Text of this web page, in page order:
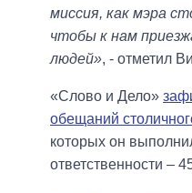
миссия, как мэра
чтобы к нам
людей», - отметил
«Слово и Дело»
обещаний
которых он
ответственности –